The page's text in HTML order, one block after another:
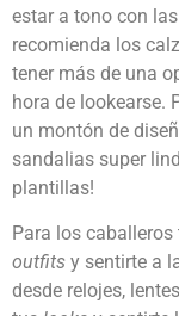
estar a tono con
recomienda los
tener más de una
hora de lookearse.
un montón de
sandalias super
plantillas!
Para los
outfits y sentirte a
desde relojes,